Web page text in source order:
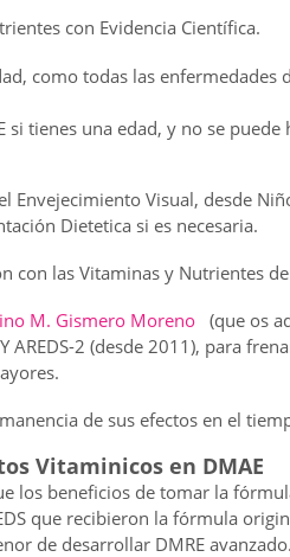
con Evidencia Científica.
como todas las enfermedades
tienes una edad, y no se puede
Envejecimiento Visual, desde
Dietetica si es necesaria.
con las Vitaminas y Nutrientes
M. Gismero Moreno (que os
AREDS-2 (desde 2011), para
de sus efectos en el
Vitaminicos en DMAE
los beneficios de tomar la
que recibieron la fórmula
de desarrollar DMRE avanzado.